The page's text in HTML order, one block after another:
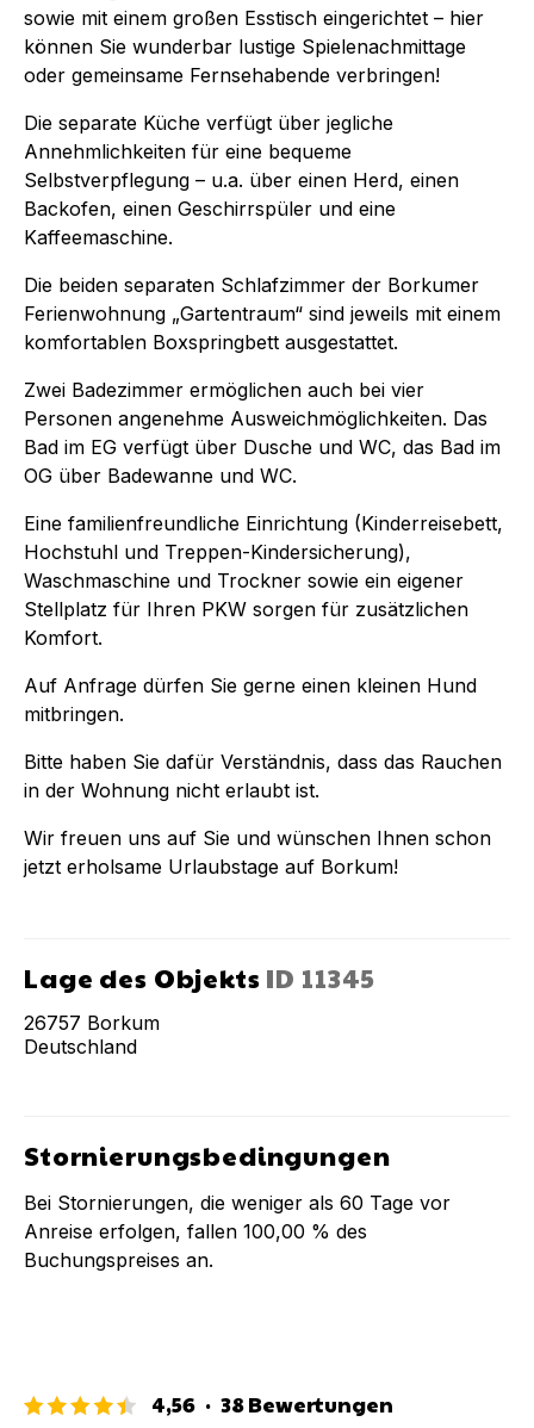
sowie mit einem großen Esstisch eingerichtet – hier
können Sie wunderbar lustige Spielenachmittage
oder gemeinsame Fernsehabende verbringen!
Die separate Küche verfügt über jegliche
Annehmlichkeiten für eine bequeme
Selbstverpflegung – u.a. über einen Herd, einen
Backofen, einen Geschirrspüler und eine
Kaffeemaschine.
Die beiden separaten Schlafzimmer der Borkumer
Ferienwohnung „Gartentraum“ sind jeweils mit einem
komfortablen Boxspringbett ausgestattet.
Zwei Badezimmer ermöglichen auch bei vier
Personen angenehme Ausweichmöglichkeiten. Das
Bad im EG verfügt über Dusche und WC, das Bad im
OG über Badewanne und WC.
Eine familienfreundliche Einrichtung (Kinderreisebett,
Hochstuhl und Treppen-Kindersicherung),
Waschmaschine und Trockner sowie ein eigener
Stellplatz für Ihren PKW sorgen für zusätzlichen
Komfort.
Auf Anfrage dürfen Sie gerne einen kleinen Hund
mitbringen.
Bitte haben Sie dafür Verständnis, dass das Rauchen
in der Wohnung nicht erlaubt ist.
Wir freuen uns auf Sie und wünschen Ihnen schon
jetzt erholsame Urlaubstage auf Borkum!
Lage des Objekts ID 11345
26757 Borkum
Deutschland
Stornierungsbedingungen
Bei Stornierungen, die weniger als 60 Tage vor
Anreise erfolgen, fallen 100,00 % des
Buchungspreises an.
4,56 · 38Bewertungen